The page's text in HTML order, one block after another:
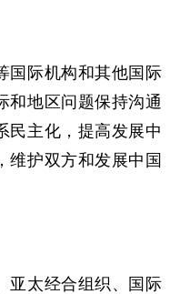
际机构和其他国际
和地区问题保持沟通
民主化，提高发展中
维护双方和发展中国
太经合组织、国际